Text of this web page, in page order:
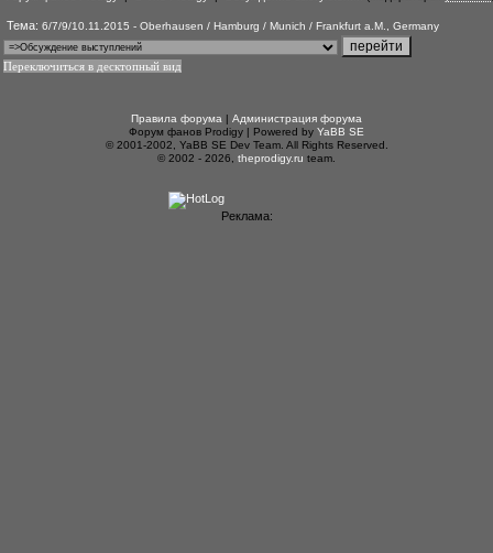
Тема: 6/7/9/10.11.2015 - Oberhausen / Hamburg / Munich / Frankfurt a.M., Germany
Переключиться в десктопный вид
Правила форума | Администрация форума
Форум фанов Prodigy | Powered by YaBB SE
© 2001-2002, YaBB SE Dev Team. All Rights Reserved.
© 2002 - 2026, theprodigy.ru team.
Реклама: